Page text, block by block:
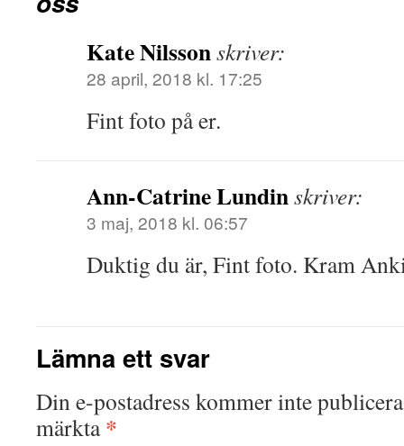
Kate Nilssonskriver:
28 april, 2018 kl. 17:25
Fint foto på er.
Ann-Catrine Lundinskriver:
3 maj, 2018 kl. 06:57
Duktig du är, Fint foto. Kram
Lämna ett svar
Din e-postadress kommer inte
märkta*